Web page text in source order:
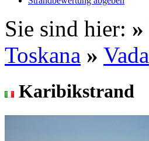
Sie sind hier: »
Toskana » Vada
Karibikstrand